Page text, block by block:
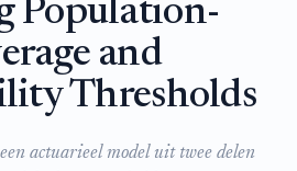
Population-
and
Thresholds
actuarieel model uit twee delen